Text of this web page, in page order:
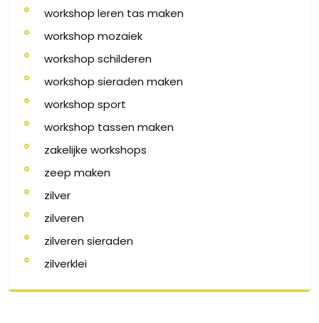
workshop leren tas maken
workshop mozaiek
workshop schilderen
workshop sieraden maken
workshop sport
workshop tassen maken
zakelijke workshops
zeep maken
zilver
zilveren
zilveren sieraden
zilverklei